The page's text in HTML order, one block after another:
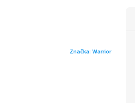
Značka: Warrior